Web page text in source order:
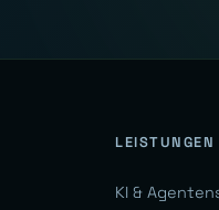
LEISTUNGEN
KI &